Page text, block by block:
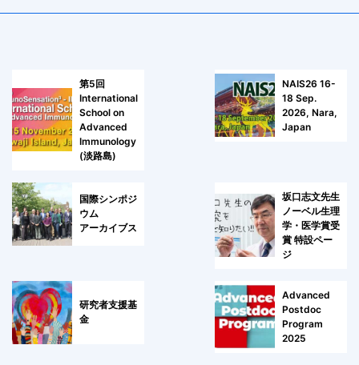
第5回
International
School on
Advanced
Immunology
(淡路島)
NAIS26 16-
18 Sep.
2026, Nara,
Japan
国際シンポジ
ウム
アーカイブス
坂口志文先生
ノーベル生理
学・医学賞受
賞 特設ペー
ジ
研究者支援基
金
Advanced
Postdoc
Program
2025